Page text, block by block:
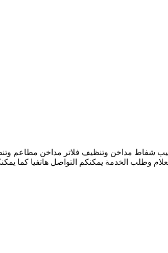
شفاط مداخن وتنظيف فلاتر مداخن مطاعم
وطلب الخدمة يمكنكم التواصل هاتفيا كما